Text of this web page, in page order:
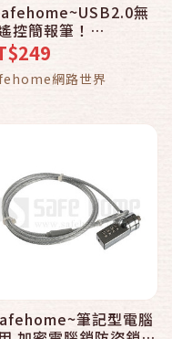
無
控簡報筆！
網路世界
筆記型電腦